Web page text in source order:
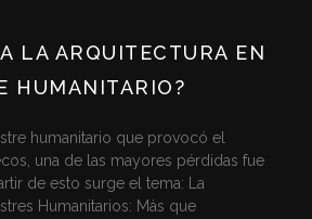
LA ARQUITECTURA EN
HUMANITARIO?
humanitario que provocó el
una de las mayores pérdidas fue
de esto surge el tema: La
Humanitarios: Más que